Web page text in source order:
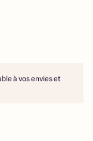
à vos envies et